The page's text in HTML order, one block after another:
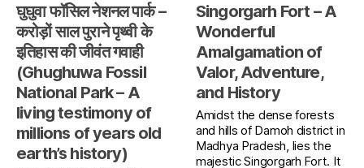
घुघुवा फॉसिल नेशनल पार्क –
करोड़ों साल पुराने पृथ्वी के
इतिहास की जीवंत गवाही
(Ghughuwa Fossil
National Park – A
living testimony of
millions of years old
earth’s history)
Singorgarh Fort – A
Wonderful
Amalgamation of
Valor, Adventure,
and History
Amidst the dense forests
and hills of Damoh district in
Madhya Pradesh, lies the
majestic Singorgarh Fort. It